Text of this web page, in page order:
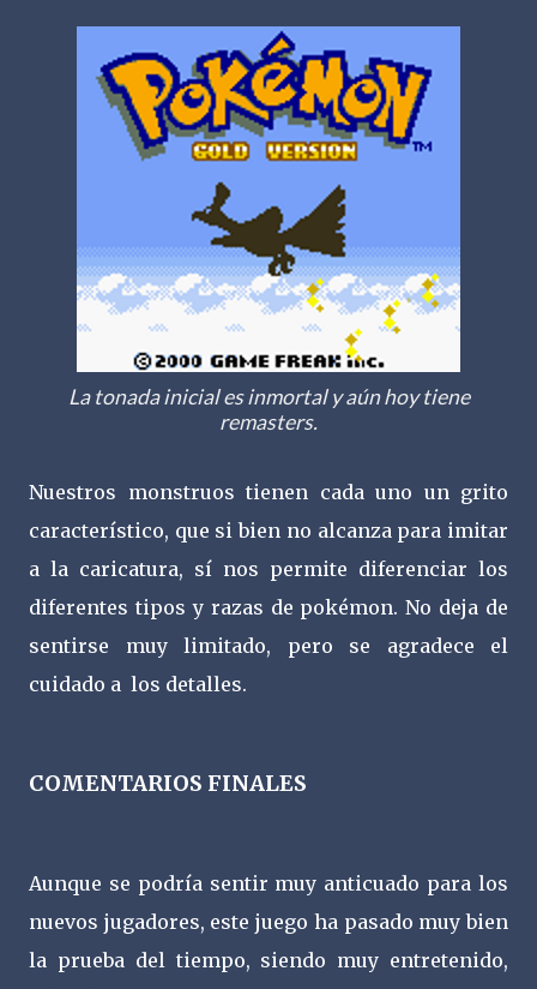
La tonada inicial es inmortal y aún hoy tiene
remasters.
Nuestros monstruos tienen cada uno un grito
característico, que si bien no alcanza para imitar
a la caricatura, sí nos permite diferenciar los
diferentes tipos y razas de pokémon. No deja de
sentirse muy limitado, pero se agradece el
cuidado a los detalles.
COMENTARIOS FINALES
Aunque se podría sentir muy anticuado para los
nuevos jugadores, este juego ha pasado muy bien
la prueba del tiempo, siendo muy entretenido,